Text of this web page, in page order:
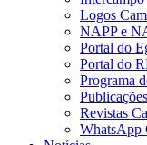
Logos
NAPP e
Portal do
Portal do
Programa
Revistas
WhatsApp